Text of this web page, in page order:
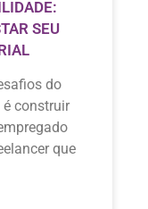
SEU
do
construir
que